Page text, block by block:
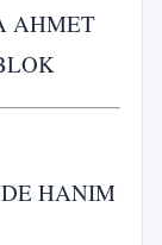
AHMET
HANIM